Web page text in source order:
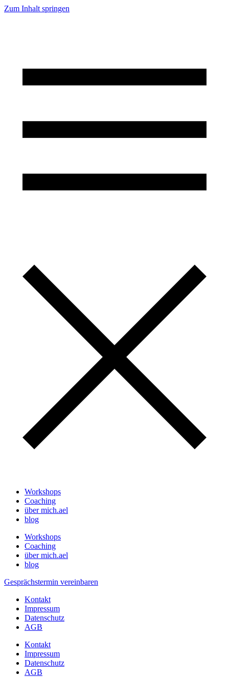
Zum Inhalt springen
Workshops
Coaching
über mich.ael
blog
Workshops
Coaching
über mich.ael
blog
Gesprächstermin vereinbaren
Kontakt
Impressum
Datenschutz
AGB
Kontakt
Impressum
Datenschutz
AGB